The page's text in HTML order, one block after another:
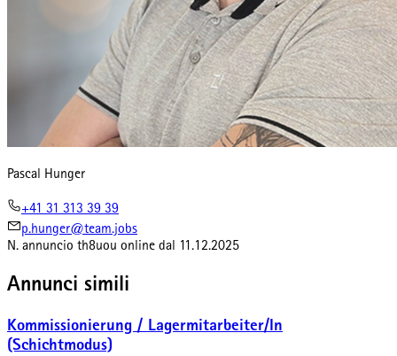
Pascal Hunger
+41 31 313 39 39
p.hunger@team.jobs
N. annuncio th8uou online dal 11.12.2025
Annunci simili
Kommissionierung / Lagermitarbeiter/In
(Schichtmodus)